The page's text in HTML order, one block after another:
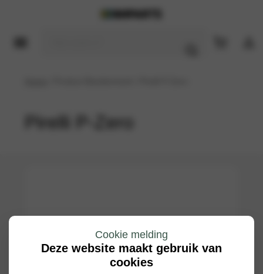
Cookie melding
Deze website maakt gebruik van
cookies
Pirelli P-Zero